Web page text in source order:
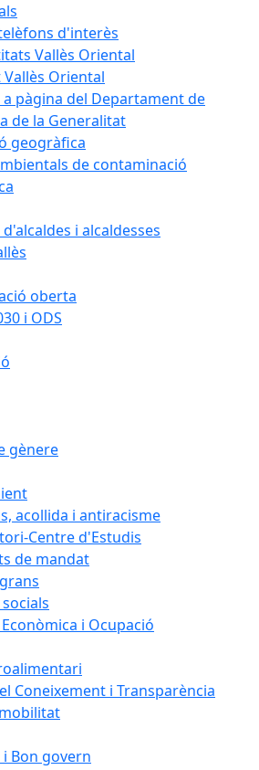
d'interès
Vallès Oriental
Vallès Oriental
a pàgina del Departament de
de la Generalitat
geogràfica
de contaminació
i alcaldesses
oberta
i ODS
gènere
acollida i antiracisme
Centre d'Estudis
de mandat
i Ocupació
Coneixement i Transparència
Bon govern